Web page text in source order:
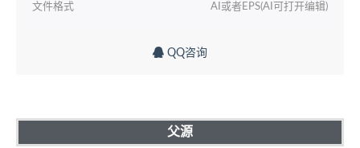
文件格式 AI或者EPS(AI可打开编辑)
QQ咨询
父源